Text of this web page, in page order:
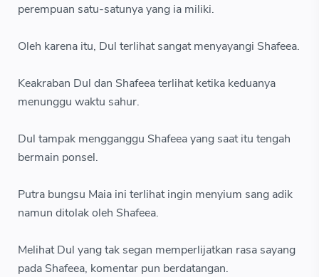
perempuan satu-satunya yang ia miliki.
Oleh karena itu, Dul terlihat sangat menyayangi Shafeea.
Keakraban Dul dan Shafeea terlihat ketika keduanya
menunggu waktu sahur.
Dul tampak mengganggu Shafeea yang saat itu tengah
bermain ponsel.
Putra bungsu Maia ini terlihat ingin menyium sang adik
namun ditolak oleh Shafeea.
Melihat Dul yang tak segan memperlijatkan rasa sayang
pada Shafeea, komentar pun berdatangan.